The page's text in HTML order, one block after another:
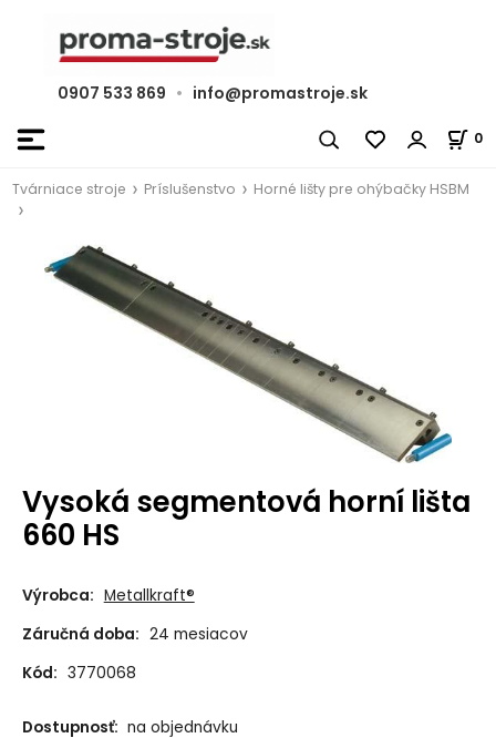
0907 533 869 • info@promastroje.sk
0
Tvárniace stroje Príslušenstvo Horné lišty pre ohýbačky HSBM
Vysoká segmentová horní lišta
660 HS
Výrobca: Metallkraft®
Záručná doba: 24 mesiacov
Kód: 3770068
Dostupnosť: na objednávku